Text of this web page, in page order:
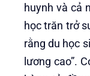
huynh và cả
học trăn trở
rằng du học
lương cao”.